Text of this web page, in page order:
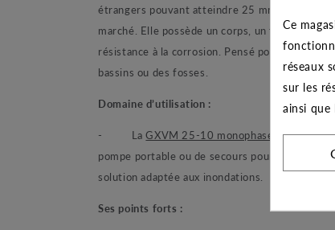
étrangers pouvant atteindre 25 mm de
marché. Elle possède un corps, un filtre
résistance à la corrosion. Pensé pour durer
bassins ou des fosses.
Domaine d’utilisation :
- LaGXVM 25-10 monophasée
est
pompe portable ou de secours pour le
solution adaptée aux inondations.
Ses points forts :
Ce
réseaux
sur les
ainsi que